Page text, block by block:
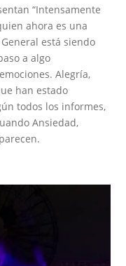
“Intensamente
ahora es una
está siendo
a algo
Alegría,
han estado
todos los informes,
Ansiedad,